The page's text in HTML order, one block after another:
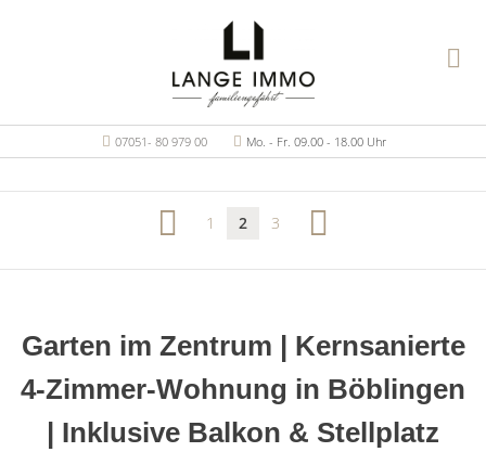
07051- 80 979 00 Mo. - Fr. 09.00 - 18.00 Uhr
1 2 3
Garten im Zentrum | Kernsanierte
4-Zimmer-Wohnung in Böblingen
| Inklusive Balkon & Stellplatz